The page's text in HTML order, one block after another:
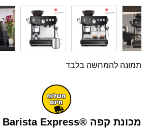
תמונה להמחשה בלבד
מכונת קפה Barista Express®